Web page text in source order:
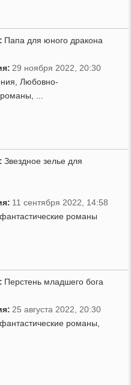
Папа для юного дракона
29 ноября 2022, 20:30
Любовно-
романы
Звездное зелье для
11 сентября 2022, 14:58
романы
Перстень младшего бога
25 августа 2022, 20:30
романы